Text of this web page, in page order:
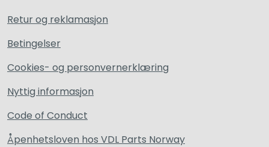
Retur og reklamasjon
Betingelser
Cookies- og personvernerklæring
Nyttig informasjon
Code of Conduct
Åpenhetsloven hos VDL Parts Norway